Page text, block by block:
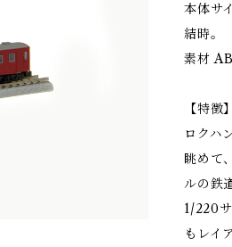
本体サ
結時。
素材
【特徴】
ロクハ
眺めて
ルの鉄
1/220
もレイ